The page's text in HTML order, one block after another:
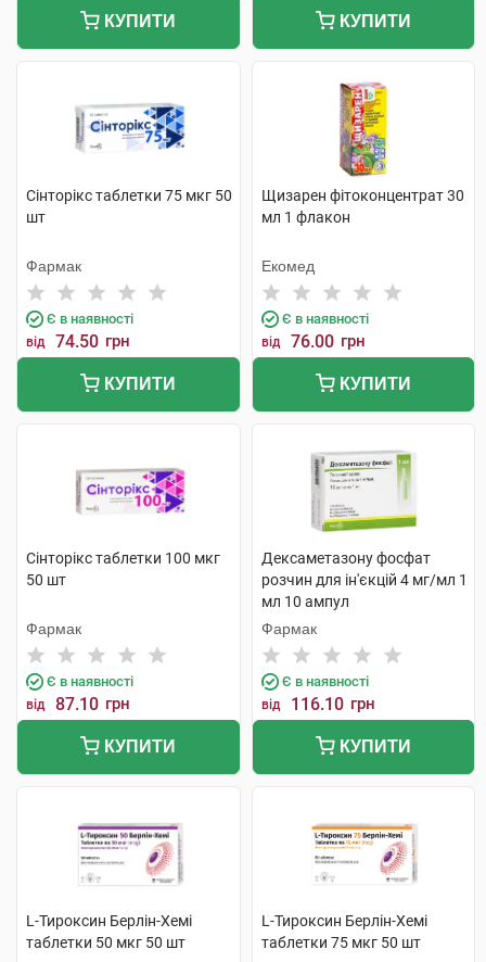
КУПИТИ КУПИТИ
Сінторікс таблетки 75 мкг 50
шт
Фармак
Є в наявності
від 74.50 грн
КУПИТИ
Щизарен фітоконцентрат 30
мл 1 флакон
Екомед
Є в наявності
від 76.00 грн
КУПИТИ
Сінторікс таблетки 100 мкг
50 шт
Фармак
Є в наявності
від 87.10 грн
КУПИТИ
Дексаметазону фосфат
розчин для ін'єкцій 4 мг/мл 1
мл 10 ампул
Фармак
Є в наявності
від 116.10 грн
КУПИТИ
L-Тироксин Берлін-Хемі
таблетки 50 мкг 50 шт
L-Тироксин Берлін-Хемі
таблетки 75 мкг 50 шт